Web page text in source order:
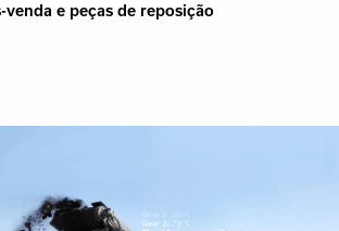
venda e peças de reposição